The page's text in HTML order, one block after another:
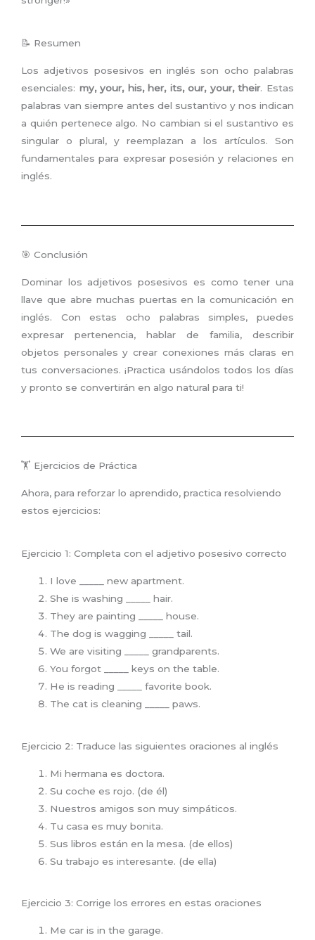
📝 Resumen
Los adjetivos posesivos en inglés son ocho palabras
esenciales: my, your, his, her, its, our, your, their. Estas
palabras van siempre antes del sustantivo y nos indican
a quién pertenece algo. No cambian si el sustantivo es
singular o plural, y reemplazan a los artículos. Son
fundamentales para expresar posesión y relaciones en
inglés.
🎯 Conclusión
Dominar los adjetivos posesivos es como tener una
llave que abre muchas puertas en la comunicación en
inglés. Con estas ocho palabras simples, puedes
expresar pertenencia, hablar de familia, describir
objetos personales y crear conexiones más claras en
tus conversaciones. ¡Practica usándolos todos los días
y pronto se convertirán en algo natural para ti!
🏋️ Ejercicios de Práctica
Ahora, para reforzar lo aprendido, practica resolviendo
estos ejercicios:
Ejercicio 1: Completa con el adjetivo posesivo correcto
I love _____ new apartment.
She is washing _____ hair.
They are painting _____ house.
The dog is wagging _____ tail.
We are visiting _____ grandparents.
You forgot _____ keys on the table.
He is reading _____ favorite book.
The cat is cleaning _____ paws.
Ejercicio 2: Traduce las siguientes oraciones al inglés
Mi hermana es doctora.
Su coche es rojo. (de él)
Nuestros amigos son muy simpáticos.
Tu casa es muy bonita.
Sus libros están en la mesa. (de ellos)
Su trabajo es interesante. (de ella)
Ejercicio 3: Corrige los errores en estas oraciones
Me car is in the garage.